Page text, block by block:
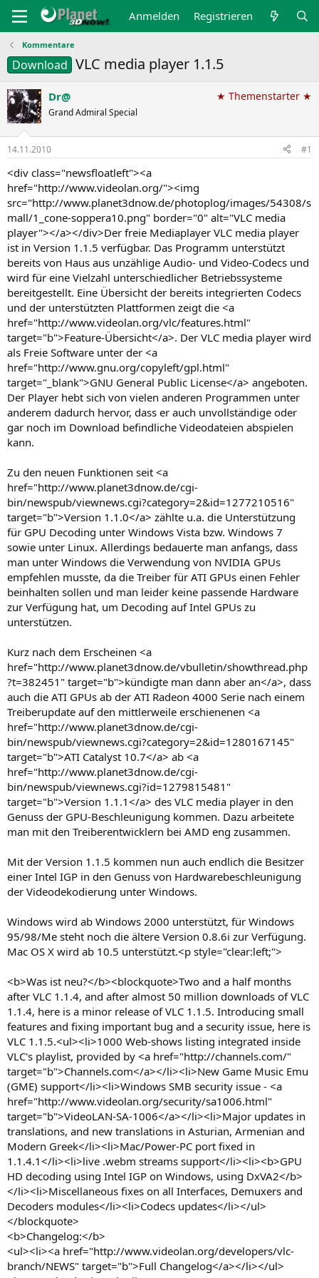
Anmelden Registrieren
Kommentare
Download VLC media player 1.1.5
Dr@
Grand Admiral Special
★ Themenstarter ★
14.11.2010 #1
<div class="newsfloatleft"><a
href="http://www.videolan.org/"><img
src="http://www.planet3dnow.de/photoplog/images/54308/s
mall/1_cone-soppera10.png" border="0" alt="VLC media
player"></a></div>Der freie Mediaplayer VLC media player
ist in Version 1.1.5 verfügbar. Das Programm unterstützt
bereits von Haus aus unzählige Audio- und Video-Codecs und
wird für eine Vielzahl unterschiedlicher Betriebssysteme
bereitgestellt. Eine Übersicht der bereits integrierten Codecs
und der unterstützten Plattformen zeigt die <a
href="http://www.videolan.org/vlc/features.html"
target="b">Feature-Übersicht</a>. Der VLC media player wird
als Freie Software unter der <a
href="http://www.gnu.org/copyleft/gpl.html"
target="_blank">GNU General Public License</a> angeboten.
Der Player hebt sich von vielen anderen Programmen unter
anderem dadurch hervor, dass er auch unvollständige oder
gar noch im Download befindliche Videodateien abspielen
kann.
Zu den neuen Funktionen seit <a
href="http://www.planet3dnow.de/cgi-
bin/newspub/viewnews.cgi?category=2&id=1277210516"
target="b">Version 1.1.0</a> zählte u.a. die Unterstützung
für GPU Decoding unter Windows Vista bzw. Windows 7
sowie unter Linux. Allerdings bedauerte man anfangs, dass
man unter Windows die Verwendung von NVIDIA GPUs
empfehlen musste, da die Treiber für ATI GPUs einen Fehler
beinhalten sollen und man leider keine passende Hardware
zur Verfügung hat, um Decoding auf Intel GPUs zu
unterstützen.
Kurz nach dem Erscheinen <a
href="http://www.planet3dnow.de/vbulletin/showthread.php
?t=382451" target="b">kündigte man dann aber an</a>, dass
auch die ATI GPUs ab der ATI Radeon 4000 Serie nach einem
Treiberupdate auf den mittlerweile erschienenen <a
href="http://www.planet3dnow.de/cgi-
bin/newspub/viewnews.cgi?category=2&id=1280167145"
target="b">ATI Catalyst 10.7</a> ab <a
href="http://www.planet3dnow.de/cgi-
bin/newspub/viewnews.cgi?id=1279815481"
target="b">Version 1.1.1</a> des VLC media player in den
Genuss der GPU-Beschleunigung kommen. Dazu arbeitete
man mit den Treiberentwicklern bei AMD eng zusammen.
Mit der Version 1.1.5 kommen nun auch endlich die Besitzer
einer Intel IGP in den Genuss von Hardwarebeschleunigung
der Videodekodierung unter Windows.
Windows wird ab Windows 2000 unterstützt, für Windows
95/98/Me steht noch die ältere Version 0.8.6i zur Verfügung.
Mac OS X wird ab 10.5 unterstützt.<p style="clear:left;">
<b>Was ist neu?</b><blockquote>Two and a half months
after VLC 1.1.4, and after almost 50 million downloads of VLC
1.1.4, here is a minor release of VLC 1.1.5. Introducing small
features and fixing important bug and a security issue, here is
VLC 1.1.5.<ul><li>1000 Web-shows listing integrated inside
VLC's playlist, provided by <a href="http://channels.com/"
target="b">Channels.com</a></li><li>New Game Music Emu
(GME) support</li><li>Windows SMB security issue - <a
href="http://www.videolan.org/security/sa1006.html"
target="b">VideoLAN-SA-1006</a></li><li>Major updates in
translations, and new translations in Asturian, Armenian and
Modern Greek</li><li>Mac/Power-PC port fixed in
1.1.4.1</li><li>live .webm streams support</li><li><b>GPU
HD decoding using Intel IGP on Windows, using DxVA2</b>
</li><li>Miscellaneous fixes on all Interfaces, Demuxers and
Decoders modules</li><li>Codecs updates</li></ul>
</blockquote>
<b>Changelog:</b>
<ul><li><a href="http://www.videolan.org/developers/vlc-
branch/NEWS" target="b">Full Changelog</a></li></ul>